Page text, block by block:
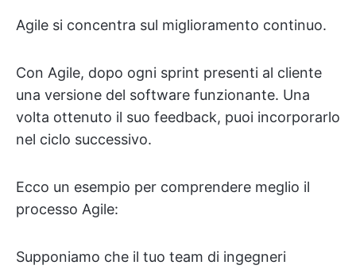
Agile si concentra sul miglioramento continuo.
Con Agile, dopo ogni sprint presenti al cliente
una versione del software funzionante. Una
volta ottenuto il suo feedback, puoi incorporarlo
nel ciclo successivo.
Ecco un esempio per comprendere meglio il
processo Agile:
Supponiamo che il tuo team di ingegneri